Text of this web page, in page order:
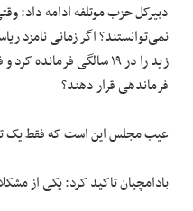
نمی‌توانستند؟ اگر زمانی نامزد
زید را در ۱۹ سالگی
فرماندهی قرار دهند؟
عیب مجلس این است که فقط یک
بادامچیان تاکید کرد: یکی از